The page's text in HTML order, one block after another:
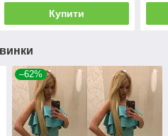
Купити
–62%